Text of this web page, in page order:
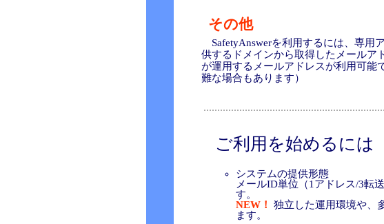
その他
SafetyAnswerを利用するには、専用
供するドメインから取得したメールア
が運用するメールアドレスが利用可能
難な場合もあります）
ご利用を始めるには
システムの提供形態
メールID単位（1アドレス/3転
す。
NEW！
独立した運用環境や、
ます。